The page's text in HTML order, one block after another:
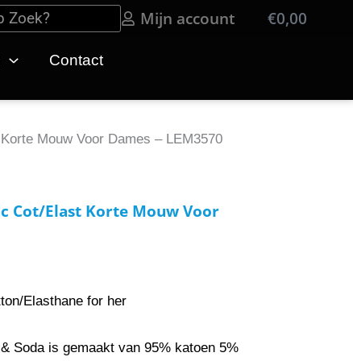
Mijn account €0,00
Contact
Mouw Voor Dames – LEM3570
Cot/Elast Korte Mouw Voor
Elasthane for her
Soda is gemaakt van 95% katoen 5%